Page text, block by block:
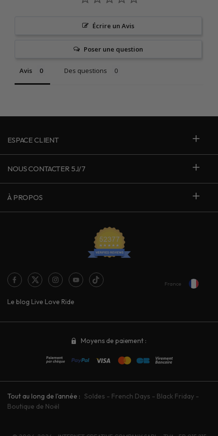
Écrire un Avis
Poser une question
Avis Des questions
ESPACE CLIENT
NOUS CONTACTER 5J/7
À PROPOS
Le blog Live Love Ride
France
Moyens de paiement :
Tout au long de l'année : Soldes - French Days - Black Friday -
Boutique de Noël